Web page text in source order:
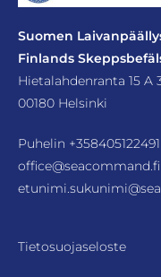
Suomen
Finlands
Hietalahdenranta 15 A
00180 Helsinki
Puhelin +358405122491
office@seacommand.fi
Tietosuojaseloste